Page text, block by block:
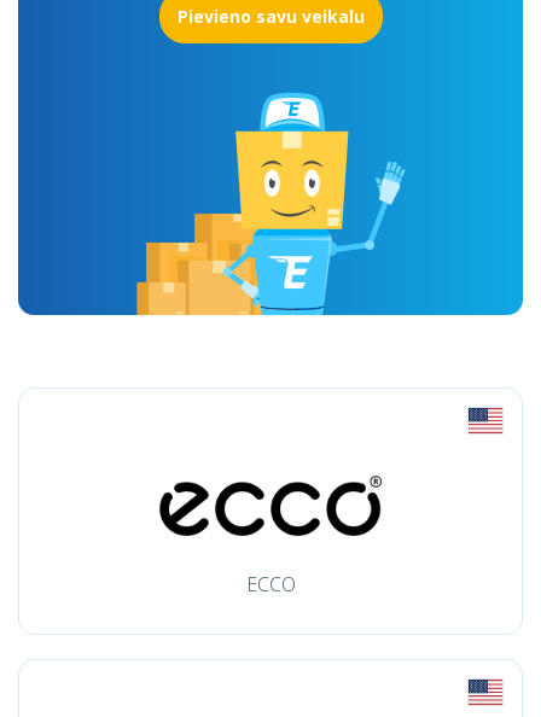
Pievieno savu veikalu
ECCO